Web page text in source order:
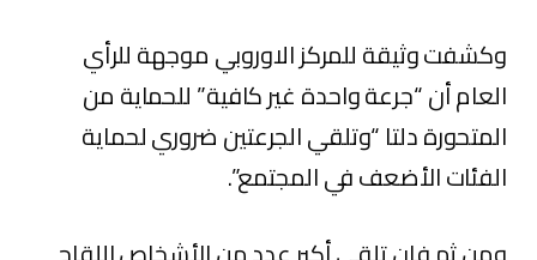
وكشفت وثيقة للمركز الاوروبي موجهة للرأي
العام أن “جرعة واحدة غير كافية” للحماية من
المتحورة دلتا “وتلقي الجرعتين ضروري لحماية
الفئات الأضعف في المجتمع”.